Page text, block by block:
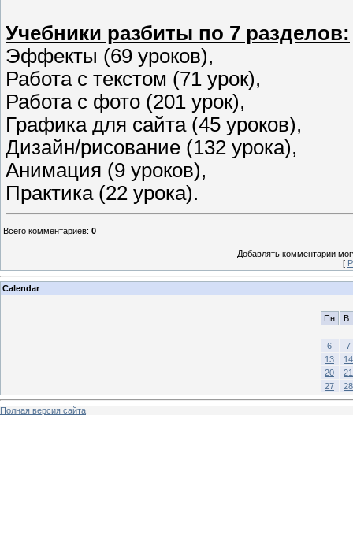
Учебники разбиты по 7 разделов:
Эффекты (69 уроков),
Работа с текстом (71 урок),
Работа с фото (201 урок),
Графика для сайта (45 уроков),
Дизайн/рисование (132 урока),
Анимация (9 уроков),
Практика (22 урока).
Всего комментариев: 0
Добавлять комментарии
[
Calendar
Пн Вт
6
7
13
14
20
21
27
28
Полная версия сайта